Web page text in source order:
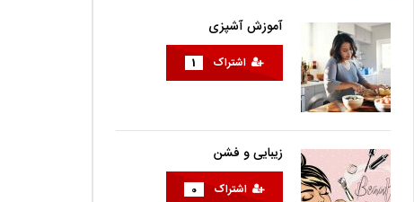
آموزش آشپزی
اشتراک 1
زیبایی و فشن
اشتراک 0